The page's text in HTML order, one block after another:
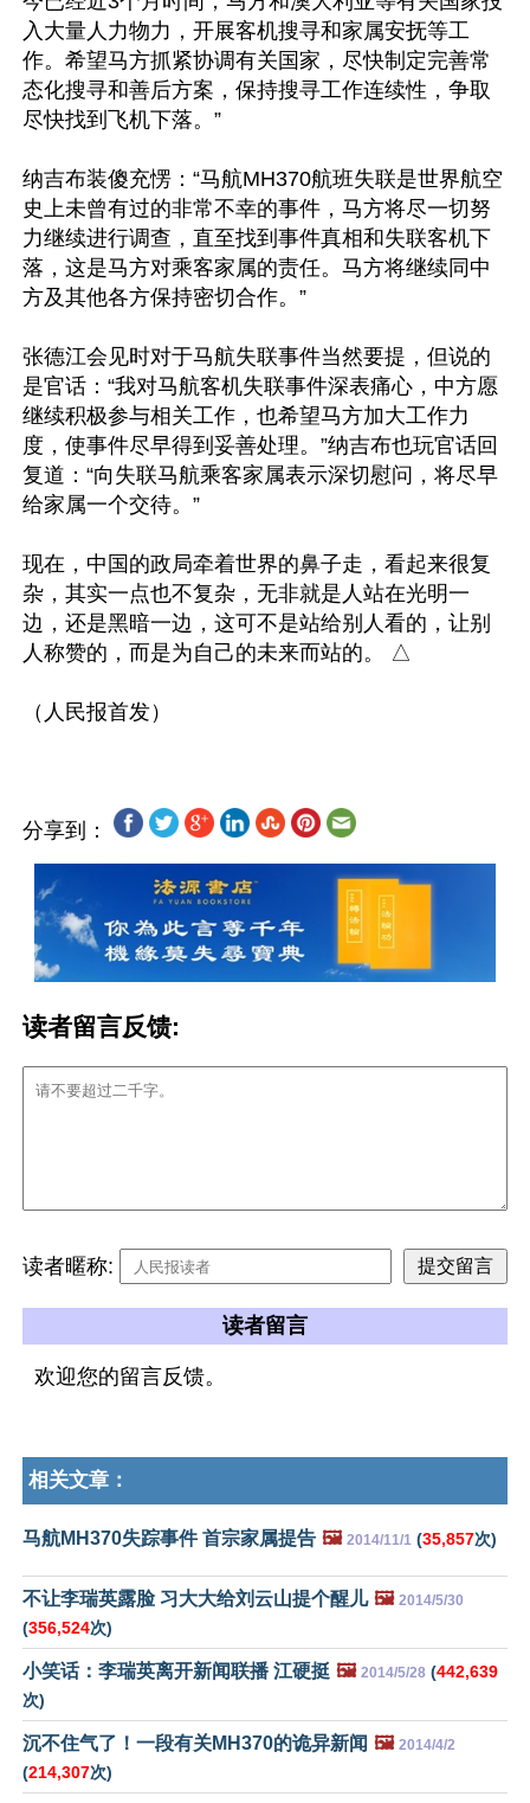
入大量人力物力，开展客机搜寻和家属安抚等工
作。希望马方抓紧协调有关国家，尽快制定完善常
态化搜寻和善后方案，保持搜寻工作连续性，争取
尽快找到飞机下落。”
纳吉布装傻充愣：“马航MH370航班失联是世界航空
史上未曾有过的非常不幸的事件，马方将尽一切努
力继续进行调查，直至找到事件真相和失联客机下
落，这是马方对乘客家属的责任。马方将继续同中
方及其他各方保持密切合作。”
张德江会见时对于马航失联事件当然要提，但说的
是官话：“我对马航客机失联事件深表痛心，中方愿
继续积极参与相关工作，也希望马方加大工作力
度，使事件尽早得到妥善处理。”纳吉布也玩官话回
复道：“向失联马航乘客家属表示深切慰问，将尽早
给家属一个交待。”
现在，中国的政局牵着世界的鼻子走，看起来很复
杂，其实一点也不复杂，无非就是人站在光明一
边，还是黑暗一边，这可不是站给别人看的，让别
人称赞的，而是为自己的未来而站的。 △
分享到：
读者留言反馈:
读者暱称:
读者留言
欢迎您的留言反馈。
相关文章：
马航MH370失踪事件 首宗家属提告 🖼️ 2014/11/1 (35,857次)
不让李瑞英露脸 习大大给刘云山提个醒儿 🖼️ 2014/5/30
(356,524次)
小笑话：李瑞英离开新闻联播 江硬挺 🖼️ 2014/5/28 (442,639
次)
沉不住气了！一段有关MH370的诡异新闻 🖼️ 2014/4/2
(214,307次)